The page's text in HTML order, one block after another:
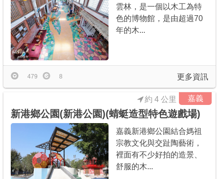
雲林，是一個以木工為特
色的博物館，是由超過70
年的木...
更多資訊
479 8
嘉義
約 4 公里
新港鄉公園(新港公園)(蜻蜓造型特色遊戲場)
嘉義新港鄉公園結合媽祖
宗教文化與交趾陶藝術，
裡面有不少好拍的造景、
舒服的木...